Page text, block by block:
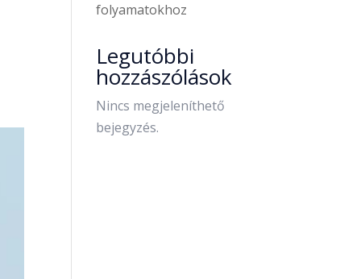
folyamatokhoz
Legutóbbi
hozzászólások
Nincs megjeleníthető
bejegyzés.